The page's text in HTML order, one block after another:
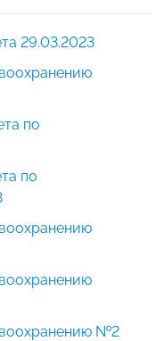
29.03.2023
по
по
№2